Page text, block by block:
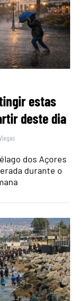
estas
deste dia
dos Açores
durante o